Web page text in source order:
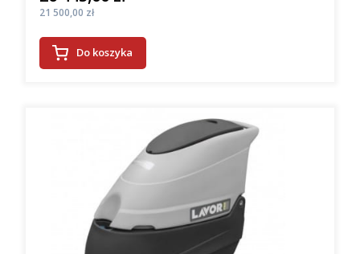
Cena
21 500,00 zł
Do koszyka